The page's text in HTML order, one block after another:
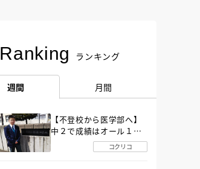
Ranking ランキング
週間 月間
【不登校から医学部へ】
中２で成績はオール１
「昼夜逆転」したわが子
を”夜遊び”に連れ出した
コクリコ